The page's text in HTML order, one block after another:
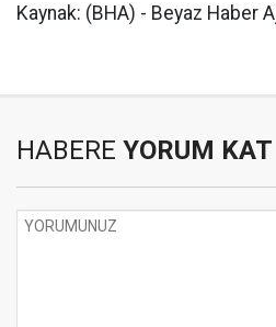
Kaynak: (BHA) - Beyaz Haber
HABERE YORUM KAT